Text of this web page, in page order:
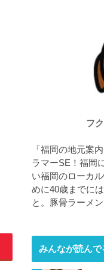
フ
「福岡の地元案
ラマーSE！福岡
い福岡のローカ
めに40歳までに
と。豚骨ラーメ
みんなが読んで